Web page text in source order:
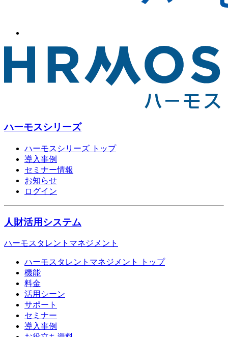
ハーモスシリーズ
ハーモスシリーズ トップ
導入事例
セミナー情報
お知らせ
ログイン
人財活用システム
ハーモスタレントマネジメント
ハーモスタレントマネジメント トップ
機能
料金
活用シーン
サポート
セミナー
導入事例